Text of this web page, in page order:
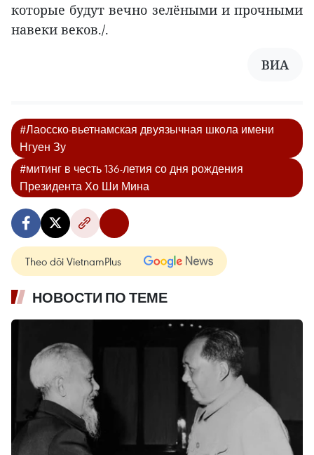
которые будут вечно зелёными и прочными
навеки веков./.
ВИА
#Лаосско-вьетнамская двуязычная школа имени
Нгуен Зу
#митинг в честь 136-летия со дня рождения
Президента Хо Ши Мина
Theo dõi VietnamPlus
НОВОСТИ ПО ТЕМЕ